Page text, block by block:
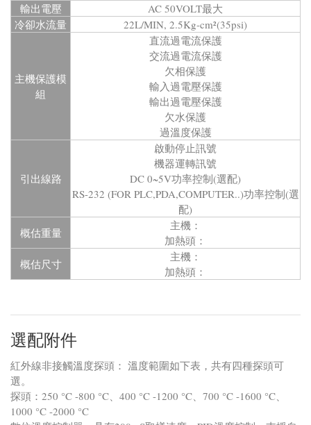
輸出電壓
AC 50VOLT最大
冷卻水流量
22L/MIN, 2.5Kg-cm²(35psi)
主機保護模
組
直流過電流保護
交流過電流保護
欠相保護
輸入過電壓保護
輸出過電壓保護
欠水保護
過溫度保護
引出線路
啟動停止訊號
機器運轉訊號
DC 0~5V功率控制(選配)
RS-232 (FOR PLC,PDA,COMPUTER..)功率控制(選
配)
概估重量
主機：
加熱頭：
概估尺寸
主機：
加熱頭：
選配附件
紅外線非接觸溫度探頭： 溫度範圍如下表，共有四種探頭可
選。
探頭：250 °C -800 °C、400 °C -1200 °C、700 °C -1600 °C、
1000 °C -2000 °C